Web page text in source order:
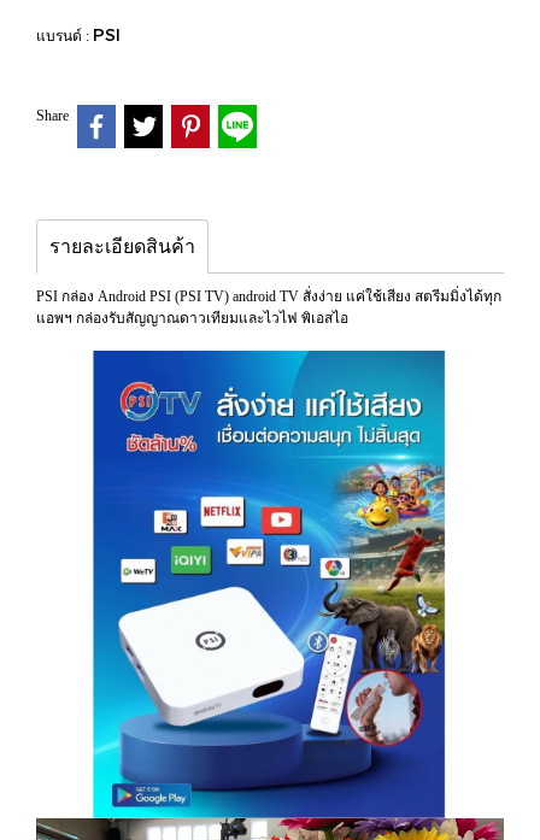
แบรนด์ : PSI
Share
รายละเอียดสินค้า
PSI กล่อง Android PSI (PSI TV) android TV สั่งง่าย แค่ใช้เสียง สตรีมมิ่งได้ทุก
แอพฯ กล่องรับสัญญาณดาวเทียมและไวไฟ พิเอสไอ